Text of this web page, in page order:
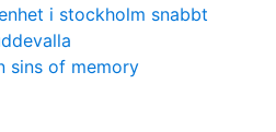
i stockholm snabbt
sins of memory